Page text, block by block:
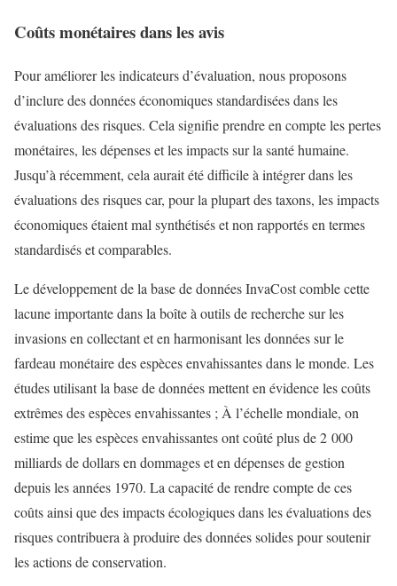
Coûts monétaires dans les avis
Pour améliorer les indicateurs d’évaluation, nous proposons
d’inclure des données économiques standardisées dans les
évaluations des risques. Cela signifie prendre en compte les pertes
monétaires, les dépenses et les impacts sur la santé humaine.
Jusqu’à récemment, cela aurait été difficile à intégrer dans les
évaluations des risques car, pour la plupart des taxons, les impacts
économiques étaient mal synthétisés et non rapportés en termes
standardisés et comparables.
Le développement de la base de données InvaCost comble cette
lacune importante dans la boîte à outils de recherche sur les
invasions en collectant et en harmonisant les données sur le
fardeau monétaire des espèces envahissantes dans le monde. Les
études utilisant la base de données mettent en évidence les coûts
extrêmes des espèces envahissantes ; À l’échelle mondiale, on
estime que les espèces envahissantes ont coûté plus de 2 000
milliards de dollars en dommages et en dépenses de gestion
depuis les années 1970. La capacité de rendre compte de ces
coûts ainsi que des impacts écologiques dans les évaluations des
risques contribuera à produire des données solides pour soutenir
les actions de conservation.